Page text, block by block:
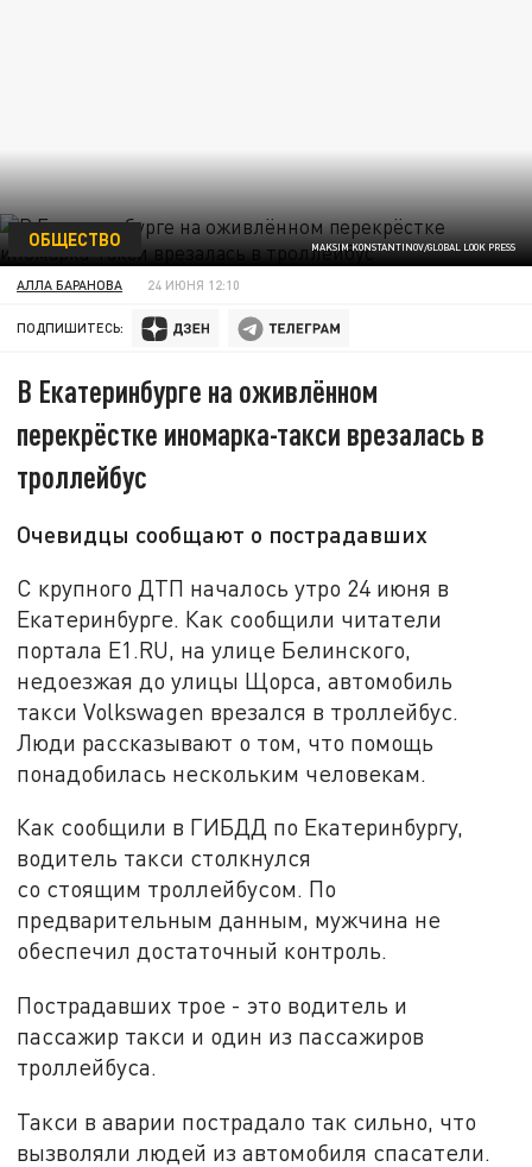
MAKSIM KONSTANTINOV/GLOBAL LOOK PRESS
ОБЩЕСТВО
АЛЛА БАРАНОВА 24 ИЮНЯ 12:10
ПОДПИШИТЕСЬ:
В Екатеринбурге на оживлённом
перекрёстке иномарка-такси врезалась в
троллейбус
Очевидцы сообщают о пострадавших
С крупного ДТП началось утро 24 июня в
Екатеринбурге. Как сообщили читатели
портала E1.RU, на улице Белинского,
недоезжая до улицы Щорса, автомобиль
такси Volkswagen врезался в троллейбус.
Люди рассказывают о том, что помощь
понадобилась нескольким человекам.
Как сообщили в ГИБДД по Екатеринбургу,
водитель такси столкнулся
со стоящим троллейбусом. По
предварительным данным, мужчина не
обеспечил достаточный контроль.
Пострадавших трое - это водитель и
пассажир такси и один из пассажиров
троллейбуса.
Такси в аварии пострадало так сильно, что
вызволяли людей из автомобиля спасатели.